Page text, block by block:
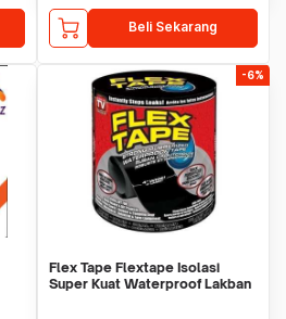
Beli Sekarang
-6%
Flex Tape Flextape Isolasi
Super Kuat Waterproof Lakban